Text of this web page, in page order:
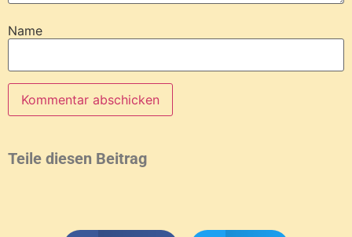
Name
Teile diesen Beitrag